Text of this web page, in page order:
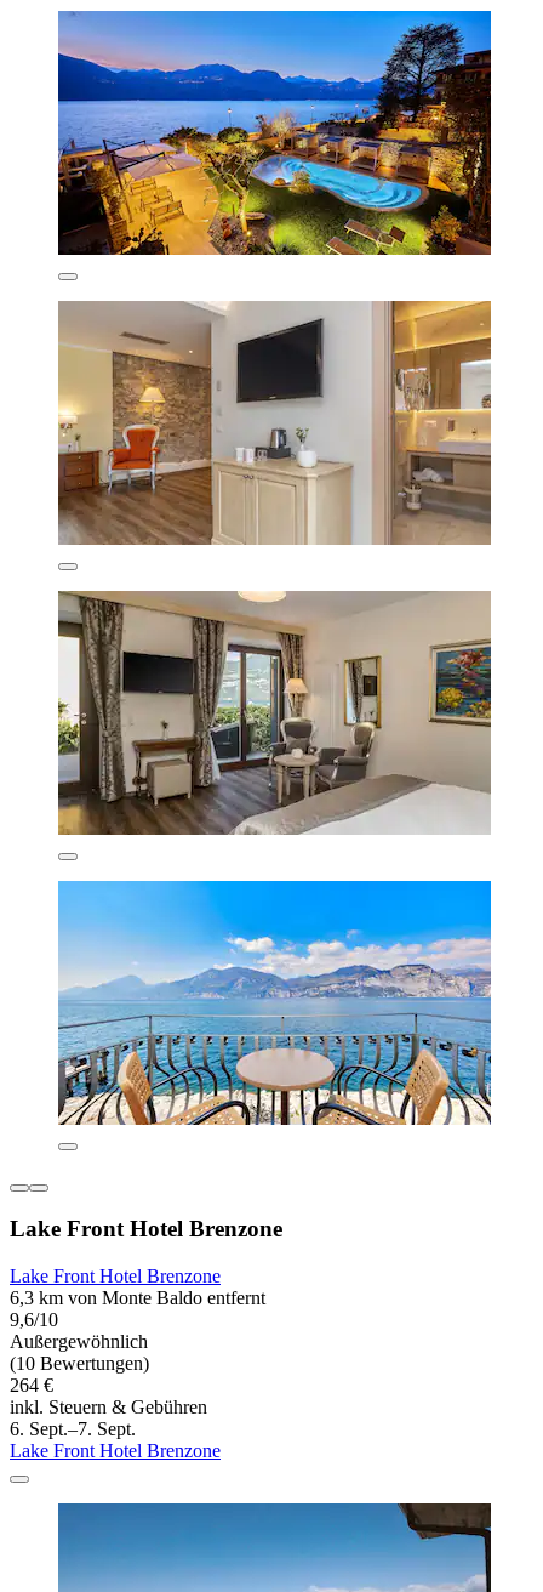
Lake Front Hotel Brenzone
Lake Front Hotel Brenzone
6,3 km von Monte Baldo entfernt
9,6/10
Außergewöhnlich
(10 Bewertungen)
264 €
inkl. Steuern & Gebühren
6. Sept.–7. Sept.
Lake Front Hotel Brenzone